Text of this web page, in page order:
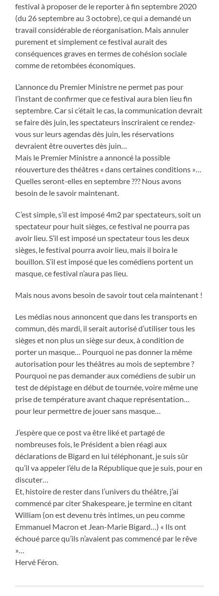
festival à proposer de le reporter à fin septembre 2020
(du 26 septembre au 3 octobre), ce qui a demandé un
travail considérable de réorganisation. Mais annuler
purement et simplement ce festival aurait des
conséquences graves en termes de cohésion sociale
comme de retombées économiques.
L’annonce du Premier Ministre ne permet pas pour
l’instant de confirmer que ce festival aura bien lieu fin
septembre. Car si c’était le cas, la communication devrait
se faire dès juin, les spectateurs inscriraient ce rendez-
vous sur leurs agendas dès juin, les réservations
devraient être ouvertes dès juin…
Mais le Premier Ministre a annoncé la possible
réouverture des théâtres « dans certaines conditions »…
Quelles seront-elles en septembre ??? Nous avons
besoin de le savoir maintenant.
C’est simple, s’il est imposé 4m2 par spectateurs, soit un
spectateur pour huit sièges, ce festival ne pourra pas
avoir lieu. S’il est imposé un spectateur tous les deux
sièges, le festival pourra avoir lieu, mais il boira le
bouillon. S’il est imposé que les comédiens portent un
masque, ce festival n’aura pas lieu.
Mais nous avons besoin de savoir tout cela maintenant !
Les médias nous annoncent que dans les transports en
commun, dès mardi, il serait autorisé d’utiliser tous les
sièges et non plus un siège sur deux, à condition de
porter un masque… Pourquoi ne pas donner la même
autorisation pour les théâtres au mois de septembre ?
Pourquoi ne pas demander aux comédiens de subir un
test de dépistage en début de tournée, voire même une
prise de température avant chaque représentation…
pour leur permettre de jouer sans masque…
J’espère que ce post va être liké et partagé de
nombreuses fois, le Président a bien réagi aux
déclarations de Bigard en lui téléphonant, je suis sûr
qu’il va appeler l’élu de la République que je suis, pour en
discuter…
Et, histoire de rester dans l’univers du théâtre, j’ai
commencé par citer Shakespeare, je termine en citant
William (on est devenu très intimes, un peu comme
Emmanuel Macron et Jean-Marie Bigard…) « Ils ont
échoué parce qu’ils n’avaient pas commencé par le rêve
»…
Hervé Féron.